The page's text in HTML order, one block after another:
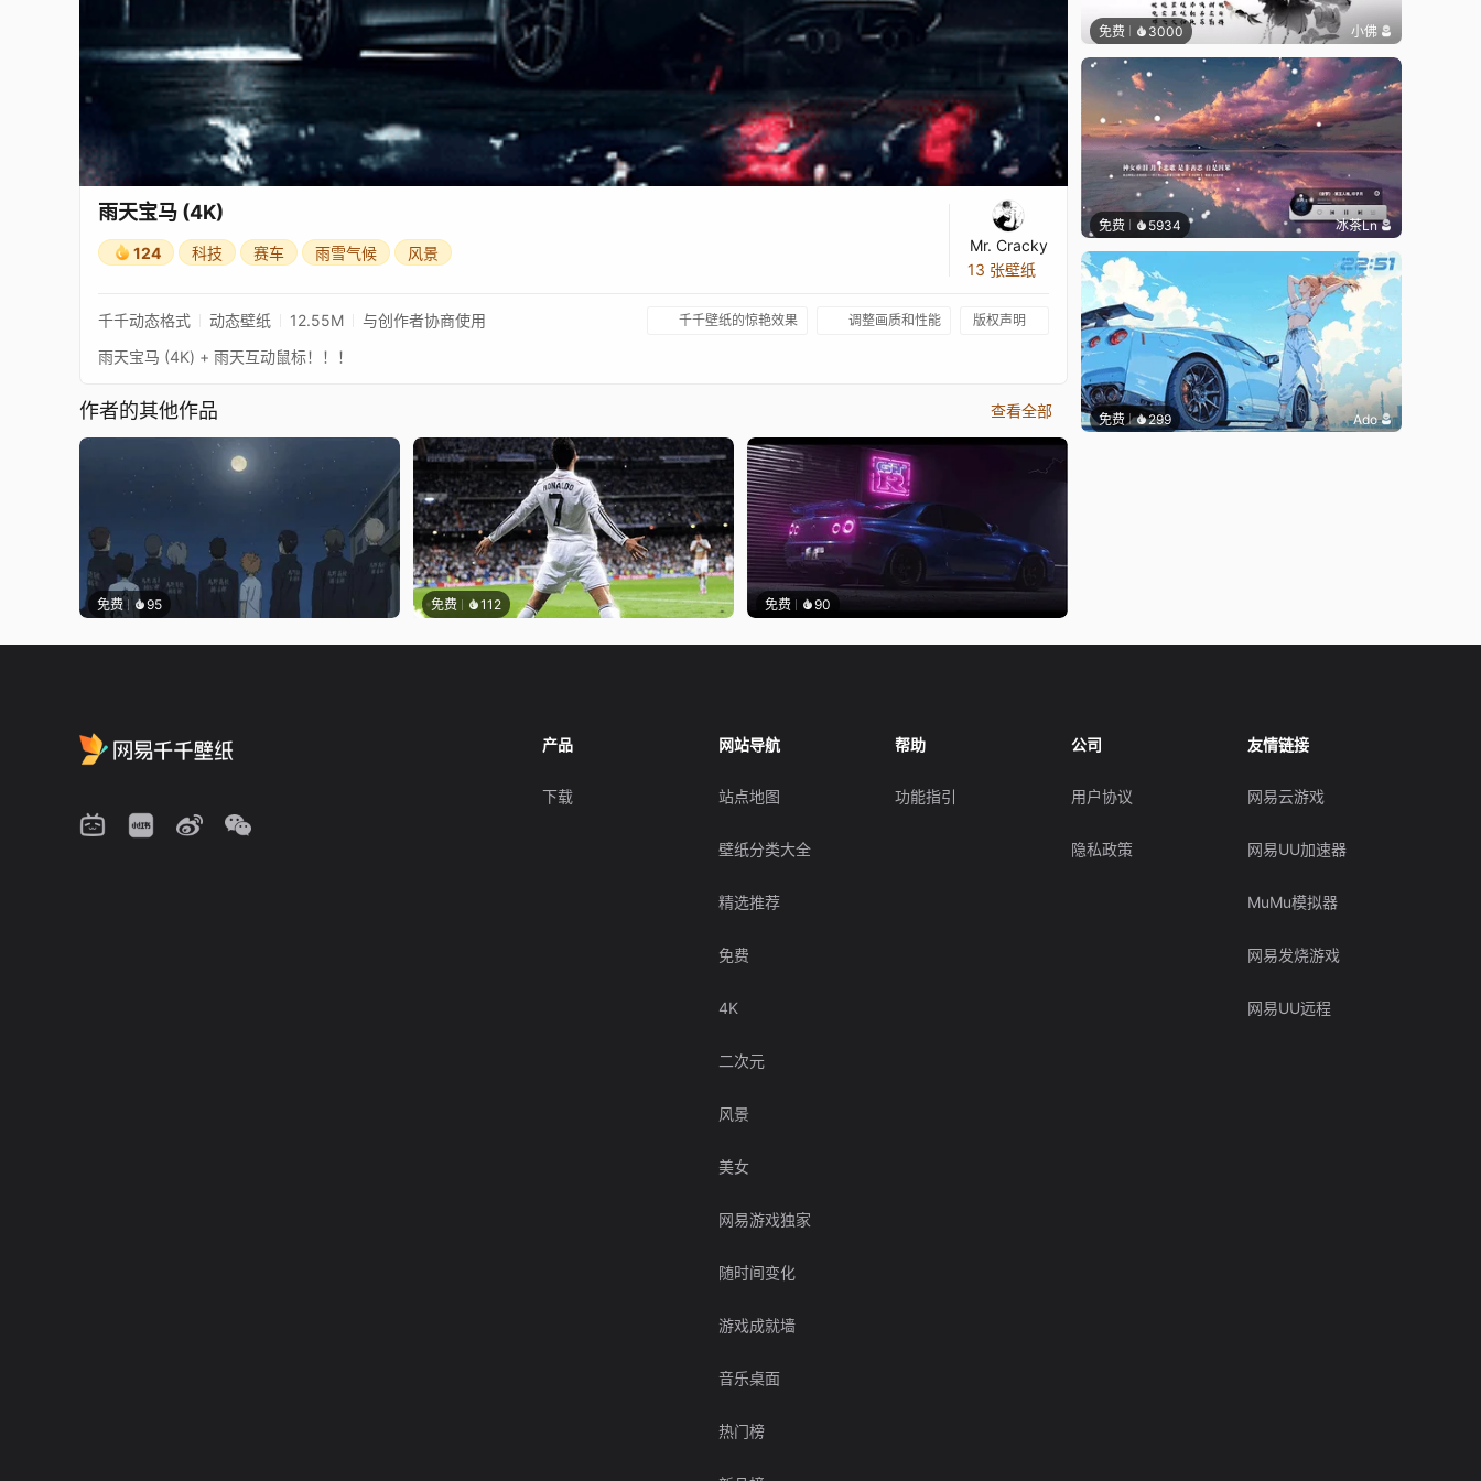
雨天宝马 (4K)
124 科技 赛车 雨雪气候 风景
Mr. Cracky
13 张壁纸
千千动态格式 动态壁纸 12.55M 与创作者协商使用 千千壁纸的惊艳效果 调整画质和性能 版权声明
雨天宝马 (4K) + 雨天互动鼠标！！！
作者的其他作品 查看全部
免费 95 免费 112 免费 90
免费 3000 小佛
免费 5934 冰茶Ln
免费 299 Ado
产品
下载
网站导航
站点地图
壁纸分类大全
精选推荐
免费
4K
二次元
风景
美女
网易游戏独家
随时间变化
游戏成就墙
音乐桌面
热门榜
帮助
功能指引
公司
用户协议
隐私政策
友情链接
网易云游戏
网易UU加速器
MuMu模拟器
网易发烧游戏
网易UU远程